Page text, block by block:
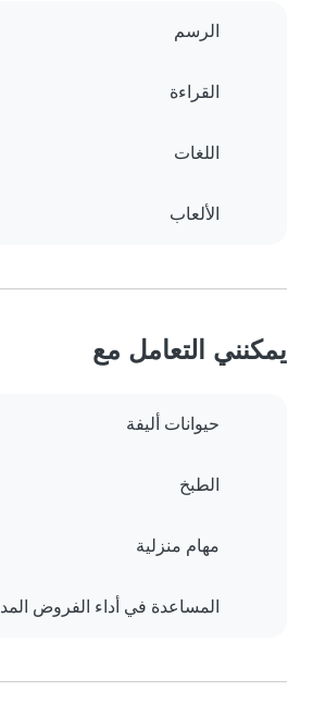
الرسم
القراءة
اللغات
الألعاب
يمكنني التعامل مع
حيوانات أليفة
الطبخ
مهام منزلية
المساعدة في أداء الفروض